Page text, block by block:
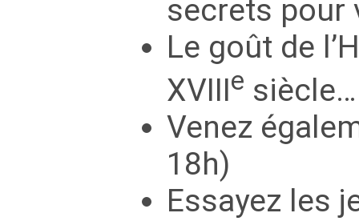
secrets pour
Le goût de
XVIIIe
Venez
18h)
Essayez les